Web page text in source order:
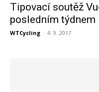
Tipovací soutěž
posledním týdnem
WTCycling - 4. 9. 2017